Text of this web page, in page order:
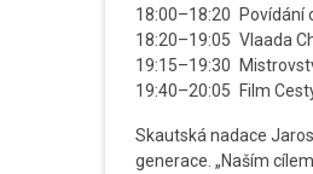
18:00–18:20 Povídání
18:20–19:05 Vlaada
19:15–19:30
19:40–20:05 Film
Skautská nadace
generace. „Naším